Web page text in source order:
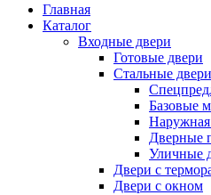
Главная
Каталог
Входные двери
Готовые двери
Стальные
Базовые
Наружная
Дверные
Уличные
Двери с
Двери с окном